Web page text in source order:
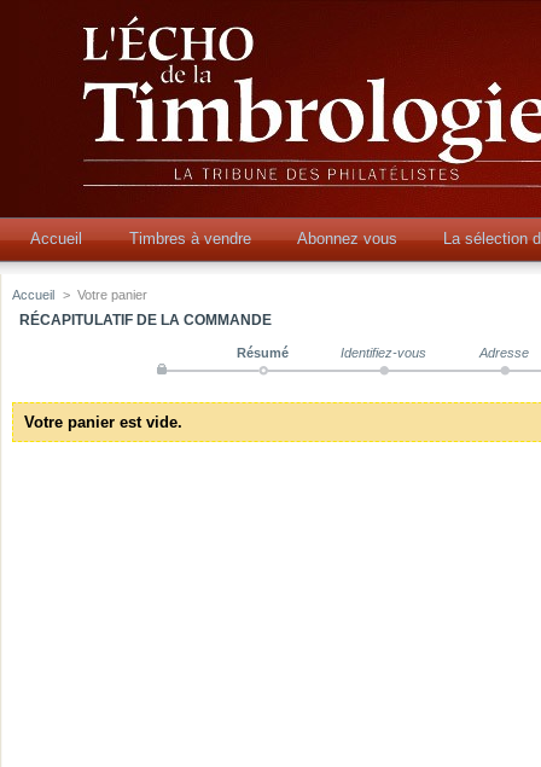
Accueil Timbres à vendre Abonnez vous La sélection
Accueil > Votre panier
RÉCAPITULATIF DE LA COMMANDE
Résumé Identifiez-vous Adresse
Votre panier est vide.